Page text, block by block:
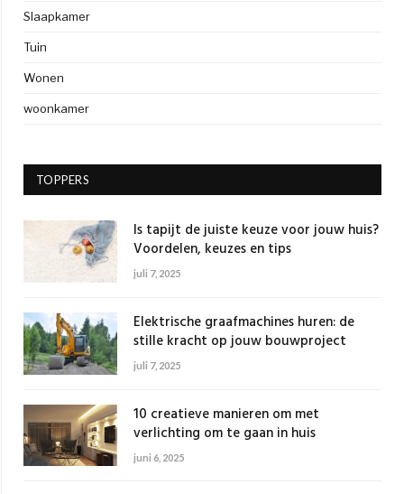
Slaapkamer
Tuin
Wonen
woonkamer
TOPPERS
Is tapijt de juiste keuze voor jouw huis?
Voordelen, keuzes en tips
juli 7, 2025
Elektrische graafmachines huren: de
stille kracht op jouw bouwproject
juli 7, 2025
10 creatieve manieren om met
verlichting om te gaan in huis
juni 6, 2025